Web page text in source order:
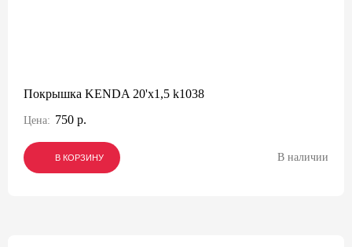
Покрышка KENDA 20'х1,5 k1038
Цена: 750 р.
В КОРЗИНУ
В КОРЗИНУ
В КОРЗИНУ В наличии